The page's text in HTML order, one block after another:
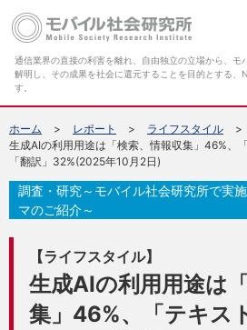
通信業界の直接の利害を離れ、自由独立の立場から、モ
解明し、その成果を社会に還元することを目的とする、
す。
ホーム レポート
ライフスタイル
生成AIの利用用途は「検索、情報収集」46%、
「翻訳」32%(2025年10月2日)
【ライフスタイル】
生成AIの利用用途は
集」46%、「テキス
調査・研究～モバイル社会研究所で実
マのご紹介～